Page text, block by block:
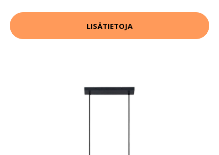
LISÄTIETOJA